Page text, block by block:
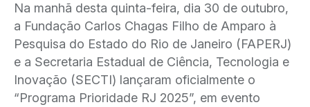
Na manhã desta quinta-feira, dia 30 de outubro,
a Fundação Carlos Chagas Filho de Amparo à
Pesquisa do Estado do Rio de Janeiro (FAPERJ)
e a Secretaria Estadual de Ciência, Tecnologia e
Inovação (SECTI) lançaram oficialmente o
“Programa Prioridade RJ 2025”, em evento